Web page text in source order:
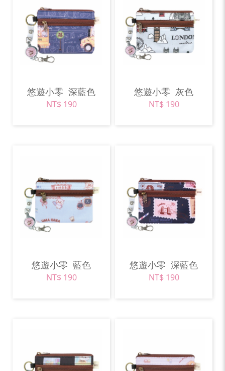
悠遊小零 深藍色
NT$ 190
悠遊小零 灰色
NT$ 190
悠遊小零 藍色
NT$ 190
悠遊小零 深藍色
NT$ 190